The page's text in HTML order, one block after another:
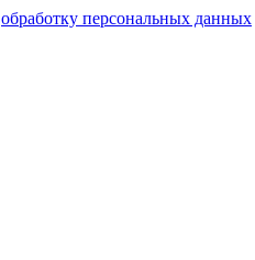
обработку персональных данных